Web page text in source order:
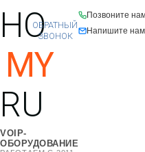
HO
MY
RU
VOIP-
ОБОРУДОВАНИЕ
Позвоните
Напишите
ОБРАТНЫЙ
ЗВОНОК